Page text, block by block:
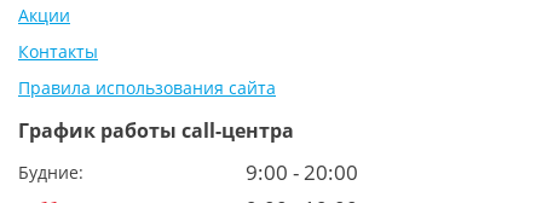
Акции
Контакты
Правила использования сайта
График работы call-центра
Будние:
9:00 - 20:00